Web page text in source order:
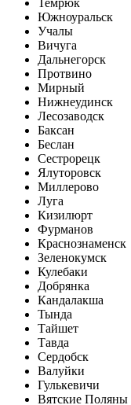
Темрюк
Южноуральск
Учалы
Вичуга
Дальнегорск
Протвино
Мирный
Нижнеудинск
Лесозаводск
Баксан
Беслан
Сестрорецк
Ялуторовск
Миллерово
Луга
Кизилюрт
Фурманов
Краснознаменск
Зеленокумск
Кулебаки
Добрянка
Кандалакша
Тында
Тайшет
Тавда
Сердобск
Валуйки
Гулькевичи
Вятские Поляны